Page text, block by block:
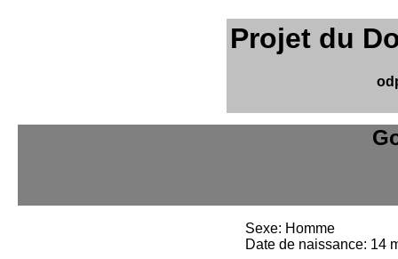
Projet du
Sexe: Homme
Date de naissance: 14